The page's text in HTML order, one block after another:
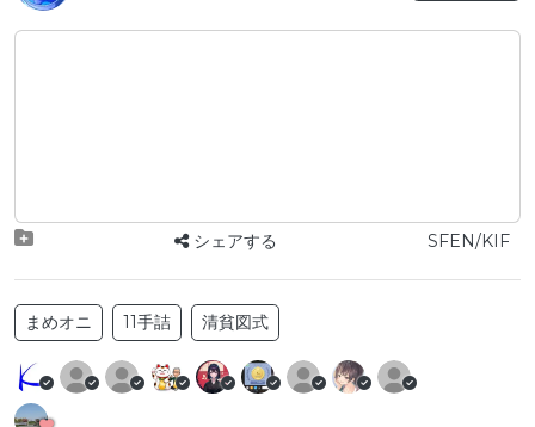
シェアする SFEN/KIF
まめオニ 11手詰 清貧図式